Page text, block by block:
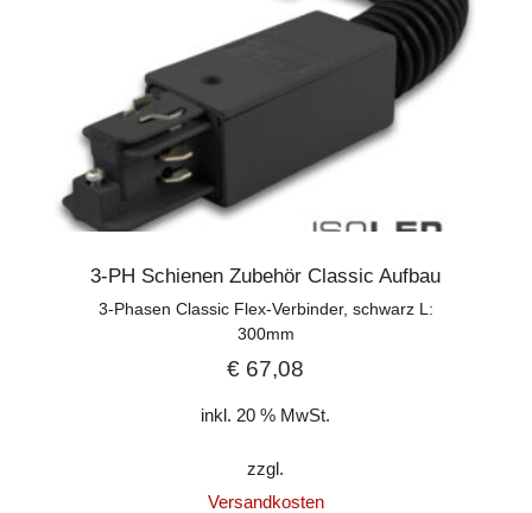
3-PH Schienen Zubehör Classic Aufbau
3-Phasen Classic Flex-Verbinder, schwarz L:
300mm
€ 67,08
inkl. 20 % MwSt.
zzgl.
Versandkosten